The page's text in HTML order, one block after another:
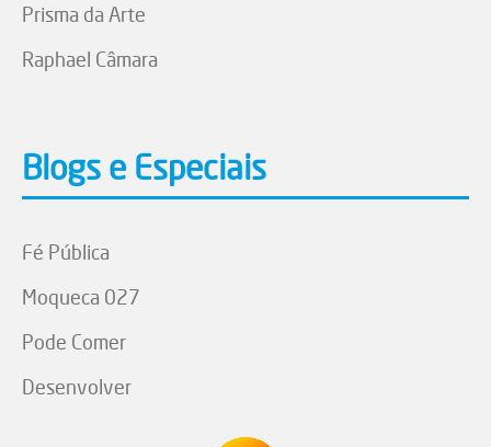
Prisma da Arte
Raphael Câmara
Blogs e Especiais
Fé Pública
Moqueca 027
Pode Comer
Desenvolver